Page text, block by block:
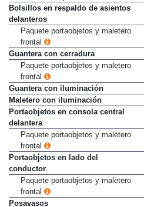
Bola de remolque
Bolsillos en respaldo de asientos
delanteros
Paquete portaobjetos y maletero
frontal
Guantera con cerradura
Paquete portaobjetos y maletero
frontal
Guantera con iluminación
Maletero con iluminación
Portaobjetos en consola central
delantera
Paquete portaobjetos y maletero
frontal
Portaobjetos en lado del
conductor
Paquete portaobjetos y maletero
frontal